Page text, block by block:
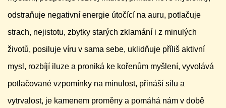
odstraňuje negativní energie útočící na auru, potlačuje
strach, nejistotu, zbytky starých zklamání i z minulých
životů, posiluje víru v sama sebe, uklidňuje příliš aktivní
mysl, rozbíjí iluze a proniká ke kořenům myšlení, vyvolává
potlačované vzpomínky na minulost, přináší sílu a
vytrvalost, je kamenem proměny a pomáhá nám v době